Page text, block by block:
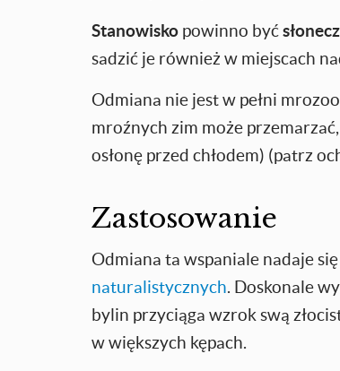
Stanowisko powinno być
sadzić je również w miejscach
Odmiana nie jest w pełni
mroźnych zim może
osłonę przed chłodem) (patrz
Zastosowanie
Odmiana ta wspaniale nadaje
naturalistycznych. Doskonale
bylin przyciąga wzrok swą
w większych kępach.